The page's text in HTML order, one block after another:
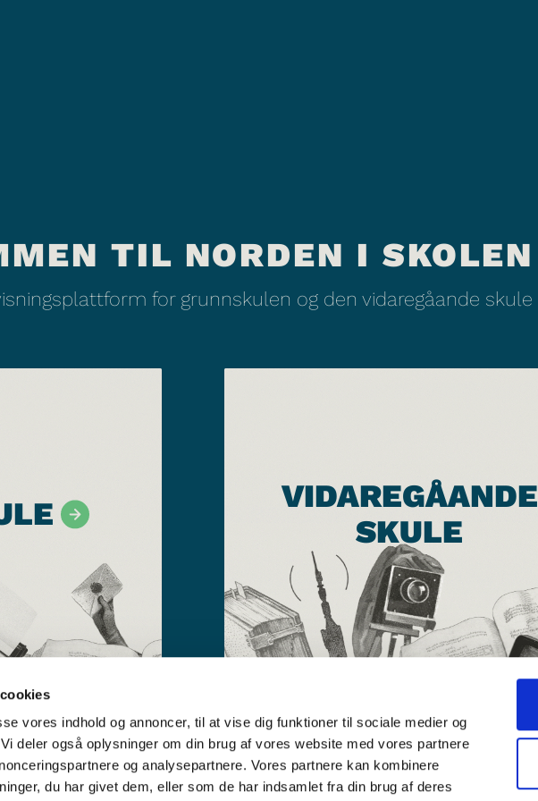
vores indhold og annoncer, til at vise dig funktioner til sociale medier og
deler også oplysninger om din brug af vores website med vores partnere
og analysepartnere. Vores partnere kan kombinere
du har givet dem, eller som de har indsamlet fra din brug af deres
TIL NORDEN I SKOLEN
for grunnskulen og den vidaregåande skule
VIDAREGÅANDE
SKULE